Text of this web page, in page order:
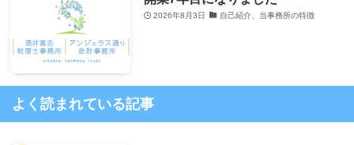
2026年8月3日 自己紹介、当事務所の特徴
よく読まれている記事